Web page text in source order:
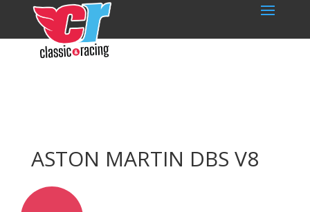
ASTON MARTIN DBS V8